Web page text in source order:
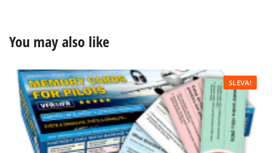
You may also like
SLEVA!